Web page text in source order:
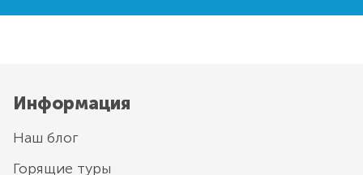
Информация
Наш блог
Горящие туры